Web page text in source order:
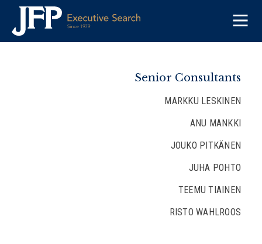
Skip
content
Senior Consultants
MARKKU LESKINEN
ANU MANKKI
JOUKO PITKÄNEN
JUHA POHTO
TEEMU TIAINEN
RISTO WAHLROOS